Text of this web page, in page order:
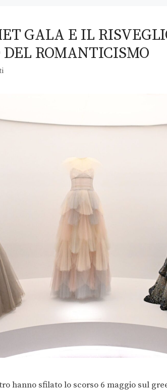
GALA E IL
DEL ROMANTICISMO
hanno sfilato lo scorso 6 maggio sul